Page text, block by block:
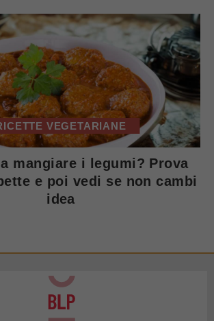
VEGETARIANE
mangiare i legumi? Prova
e poi vedi se non cambi
idea